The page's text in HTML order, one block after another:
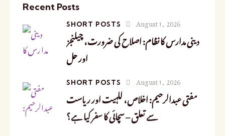
Recent Posts
SHORT POSTS August 1, 2026
دینی مدارس کا نظام: اصلاح کی ضرورت، چیلنجز
اور حل
SHORT POSTS August 1, 2026
مفتی عبدالرحیم: اخلاص، للہیت اور ریاست
سے تعلق – سچائی کا سفر کیا ہے؟